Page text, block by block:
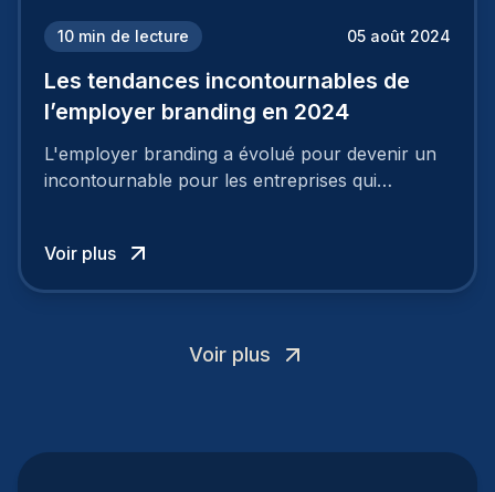
10 min de lecture 05 août 2024
Les tendances incontournables de
l’employer branding en 2024
L'employer branding a évolué pour devenir un
incontournable pour les entreprises qui
Voir plus
Voir plus